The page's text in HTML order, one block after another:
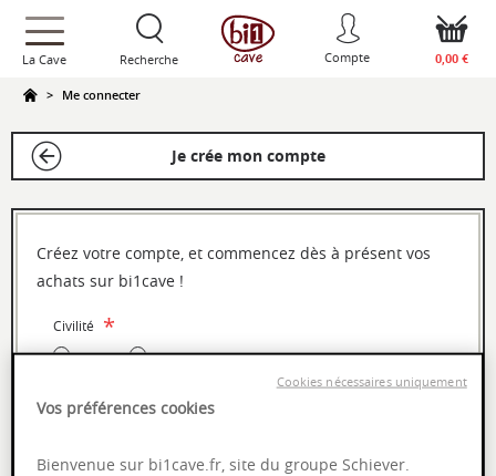
text.skipToContent
text.skipToNavigation
La Cave Recherche Compte 0,00 €
Me connecter
Je crée mon compte
Créez votre compte, et commencez dès à présent vos
achats sur bi1cave !
Civilité
Mr
Mme
Prénom
Vos préférences cookies
Bienvenue sur bi1cave.fr, site du groupe Schiever.
Cookies nécessaires uniquement